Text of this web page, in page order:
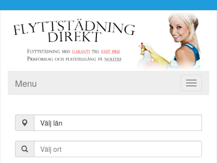
Toggle
Menu
Välj län